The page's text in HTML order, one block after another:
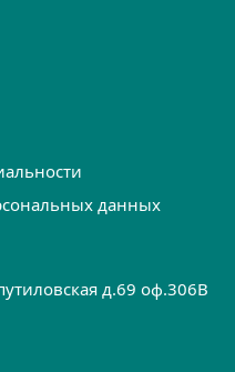
данных
д.69 оф.306B